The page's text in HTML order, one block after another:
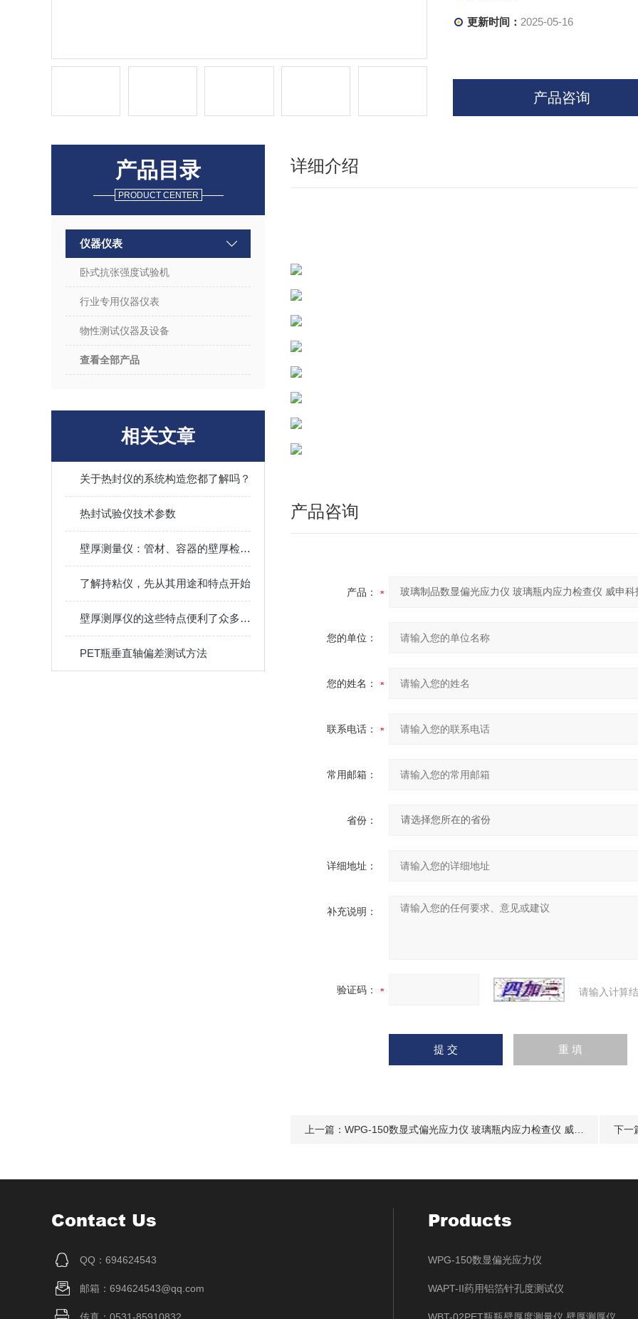
更新时间： 2025-05-16
产品咨询
产品目录
PRODUCT CENTER
仪器仪表
卧式抗张强度试验机
行业专用仪器仪表
物性测试仪器及设备
查看全部产品
相关文章
关于热封仪的系统构造您都了解吗？
热封试验仪技术参数
壁厚测量仪：管材、容器的壁厚检测设备​
了解持粘仪，先从其用途和特点开始
壁厚测厚仪的这些特点便利了众多行业
PET瓶垂直轴偏差测试方法
详细介绍
产品咨询
产品：
您的单位：
您的姓名：
联系电话：
常用邮箱：
省份：
详细地址：
补充说明：
验证码： 请输入计算
上一篇： WPG-150数显式偏光应力仪 玻璃瓶内应力检查仪 威申科技 下一
Contact Us
QQ：694624543
邮箱：694624543@qq.com
Products
WPG-150数显偏光应力仪
WAPT-II药用铝箔针孔度测试仪